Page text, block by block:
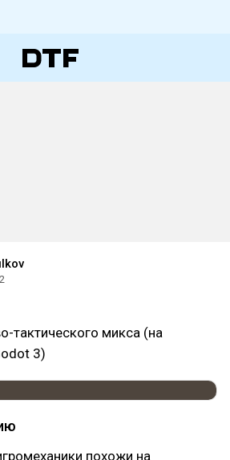
тактического микса (на
3)
похожи на